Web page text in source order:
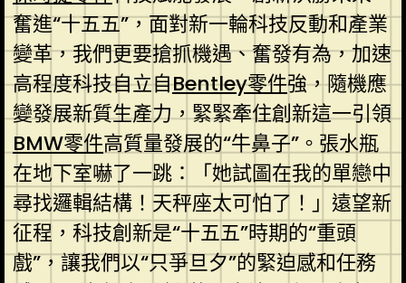
奮進“十五五”，面對新一輪科技反動和產業
變革，我們更要搶抓機遇、奮發有為，加速
高程度科技自立自Bentley零件強，隨機應
變發展新質生產力，緊緊牽住創新這一引領
BMW零件高質量發展的“牛鼻子”。張水瓶
在地下室嚇了一跳：「她試圖在我的單戀中
尋找邏輯結構！天秤座太可怕了！」遠望新
征程，科技創新是“十五五”時期的“重頭
戲”，讓我們以“只爭旦夕”的緊迫感和任務